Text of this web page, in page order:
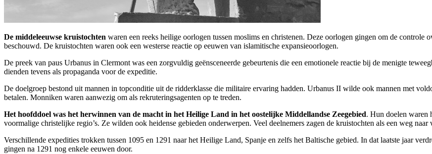
De middeleeuwse kruistochten waren een reeks heilige oorlogen tussen moslims en christenen. Deze oorlogen gingen om de controle
beschouwd. De kruistochten waren ook een westerse reactie op eeuwen van islamitische expansieoorlogen.
De preek van paus Urbanus in Clermont was een zorgvuldig geënsceneerde gebeurtenis die een emotionele reactie bij de menigte
dienden tevens als propaganda voor de expeditie.
De doelgroep bestond uit mannen in topconditie uit de ridderklasse die militaire ervaring hadden. Urbanus II wilde ook mannen met
betalen. Monniken waren aanwezig om als rekruteringsagenten op te treden.
Het hoofddoel was het herwinnen van de macht in het Heilige Land in het oostelijke Middellandse Zeegebied. Hun doelen waren
voormalige christelijke regio’s. Ze wilden ook heidense gebieden onderwerpen. Veel deelnemers zagen de kruistochten als een weg
Verschillende expedities trokken tussen 1095 en 1291 naar het Heilige Land, Spanje en zelfs het Baltische gebied. In dat laatste jaar
gingen na 1291 nog enkele eeuwen door.